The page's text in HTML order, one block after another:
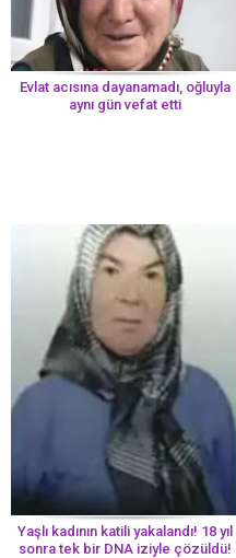
Evlat acısına dayanamadı, oğluyla
aynı gün vefat etti
Yaşlı kadının katili yakalandı! 18 yıl
sonra tek bir DNA iziyle çözüldü!